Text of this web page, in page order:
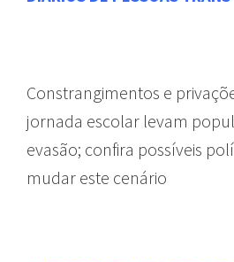
Constrangimentos e
jornada escolar levam
evasão; confira possíveis
mudar este cenário